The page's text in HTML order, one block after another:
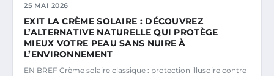
25 MAI 2026
EXIT LA CRÈME SOLAIRE : DÉCOUVREZ
L’ALTERNATIVE NATURELLE QUI PROTÈGE
MIEUX VOTRE PEAU SANS NUIRE À
L’ENVIRONNEMENT
EN BREF Crème solaire classique : protection illusoire contre